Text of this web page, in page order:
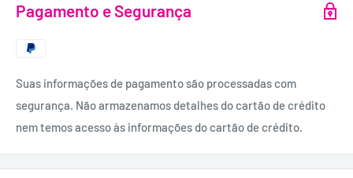
- Usar Pipedream Toy Cleaner e água morna para lavar o
lavar loiça.
Dimensões:
13 cm de comprimento; 3,2 cm de diâmetro.
Material:
Vidro Hipoalergénico.
Pagamento e Segurança
Suas informações de pagamento são processadas com
segurança. Não armazenamos detalhes do cartão de crédito
nem temos acesso às informações do cartão de crédito.